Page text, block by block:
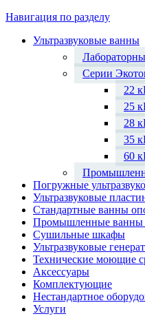
Навигация по разделу
Ультразвуковые ванны
Серии
22
25
28
35
60
Погружные
Ультразвуковые
Стандартные ванны
Промышленные ванны
Сушильные шкафы
Ультразвуковые
Технические моющие
Аксессуары
Комплектующие
Нестандартное
Услуги